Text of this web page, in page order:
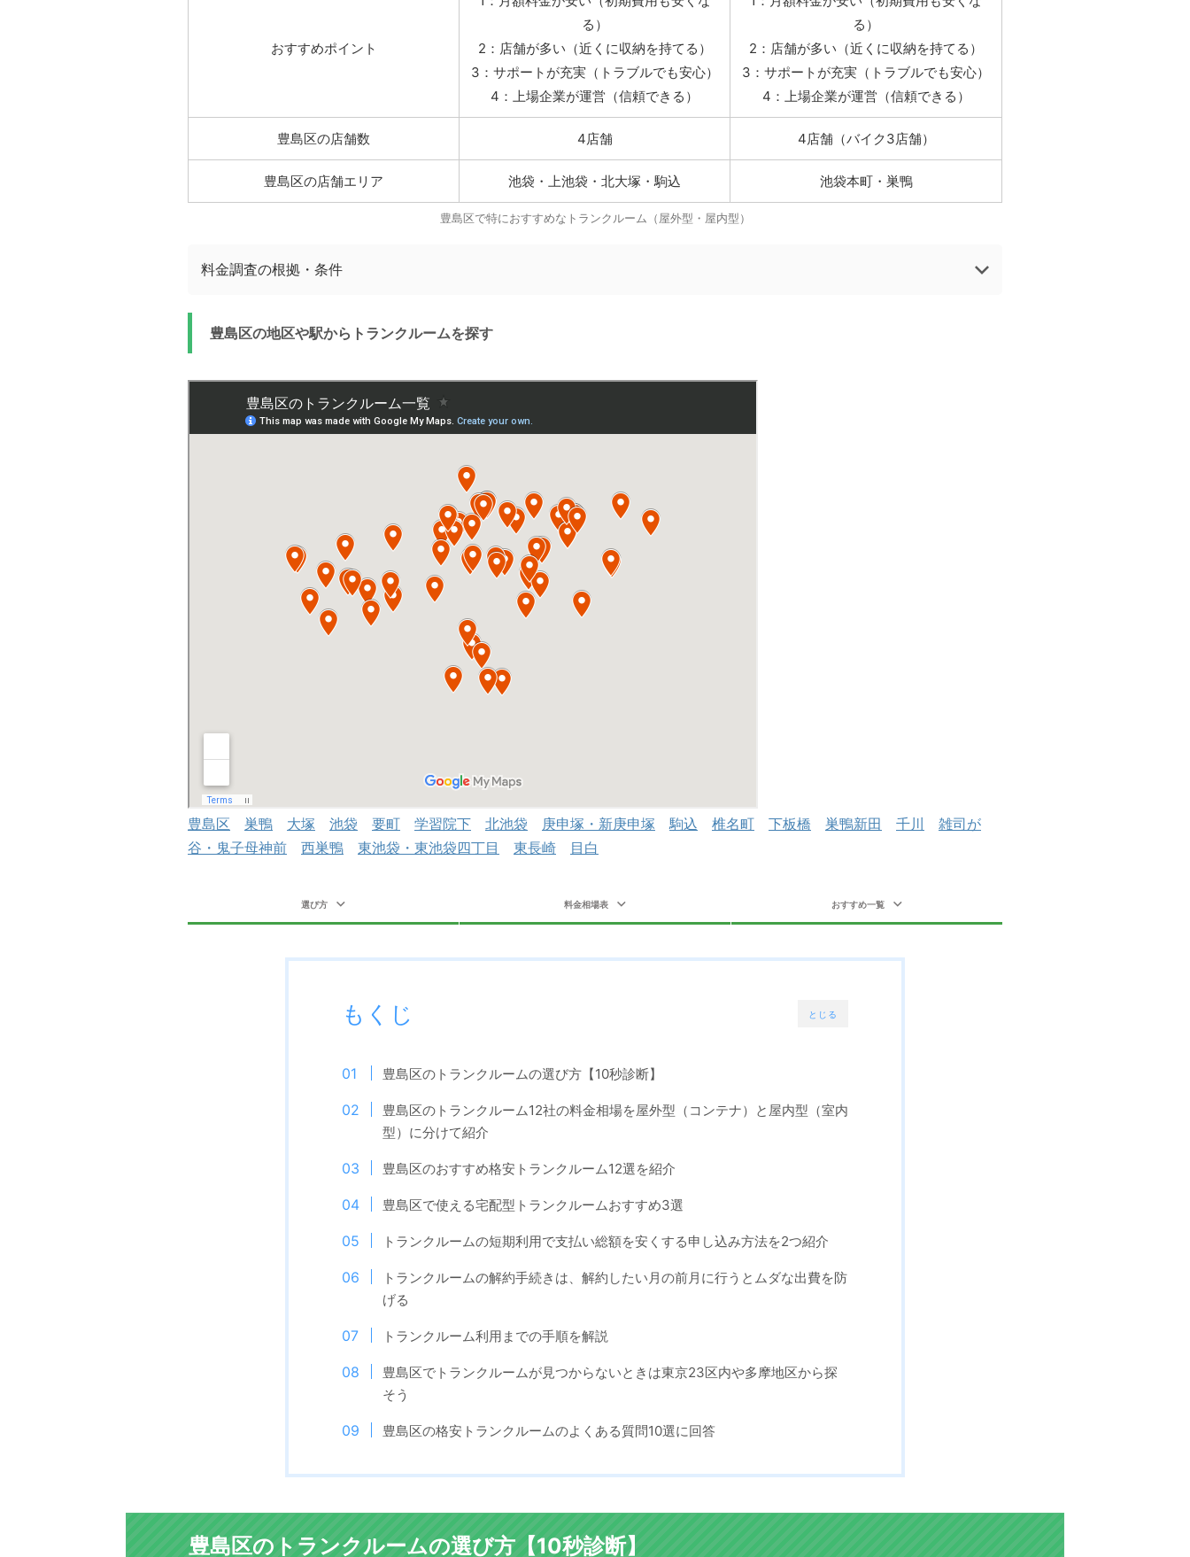
おすすめポイント
る）
2：店舗が多い（近くに収納を持てる）
3：サポートが充実（トラブルでも安心）
4：上場企業が運営（信頼できる）
る）
2：店舗が多い（近くに収納を持てる）
3：サポートが充実（トラブルでも安心）
4：上場企業が運営（信頼できる）
豊島区の店舗数 4店舗 4店舗（バイク3店舗）
豊島区の店舗エリア 池袋・上池袋・北大塚・駒込 池袋本町・巣鴨
豊島区で特におすすめなトランクルーム（屋外型・屋内型）
料金調査の根拠・条件
豊島区の地区や駅からトランクルームを探す
豊島区 巣鴨 大塚 池袋 要町 学習院下 北池袋 庚申塚・新庚申塚 駒込 椎名町 下板橋 巣鴨新田 千川
雑司が
谷・鬼子母神前
西巣鴨 東池袋・東池袋四丁目 東長崎 目白
選び方 料金相場表 おすすめ一覧
とじる
もくじ
豊島区のトランクルームの選び方【10秒診断】
豊島区のトランクルーム12社の料金相場を屋外型（コンテナ）と屋内型（室内
型）に分けて紹介
豊島区のおすすめ格安トランクルーム12選を紹介
豊島区で使える宅配型トランクルームおすすめ3選
トランクルームの短期利用で支払い総額を安くする申し込み方法を2つ紹介
トランクルームの解約手続きは、解約したい月の前月に行うとムダな出費を防
げる
トランクルーム利用までの手順を解説
豊島区でトランクルームが見つからないときは東京23区内や多摩地区から探
そう
豊島区の格安トランクルームのよくある質問10選に回答
豊島区のトランクルームの選び方【10秒診断】